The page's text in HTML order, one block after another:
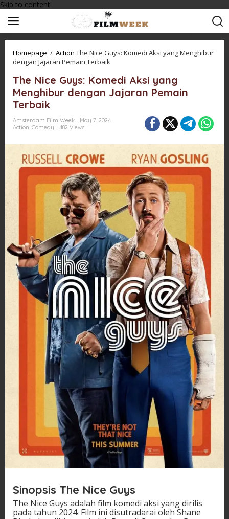
Skip to content
Homepage / Action The Nice Guys: Komedi Aksi yang Menghibur
dengan Jajaran Pemain Terbaik
The Nice Guys: Komedi Aksi yang
Menghibur dengan Jajaran Pemain
Terbaik
Amsterdam Film Week
May 7, 2024
Action, Comedy 482 Views
Sinopsis The Nice Guys
The Nice Guys adalah film komedi aksi yang dirilis
pada tahun 2024. Film ini disutradarai oleh Shane